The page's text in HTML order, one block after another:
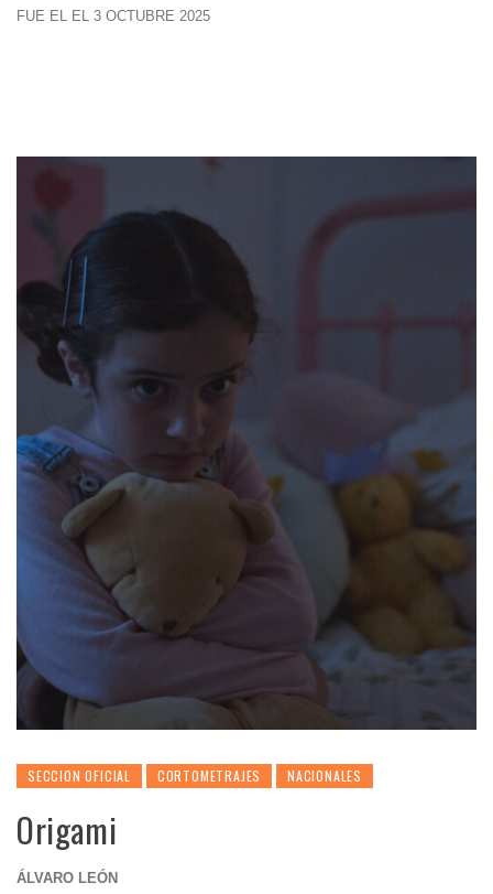
FUE EL EL 3 OCTUBRE 2025
SECCION OFICIAL CORTOMETRAJES NACIONALES
Origami
ÁLVARO LEÓN